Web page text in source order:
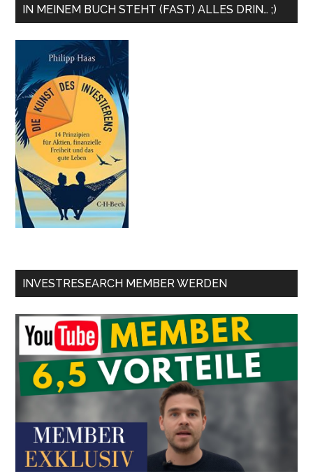
IN MEINEM BUCH STEHT (FAST) ALLES DRIN… ;)
INVESTRESEARCH MEMBER WERDEN